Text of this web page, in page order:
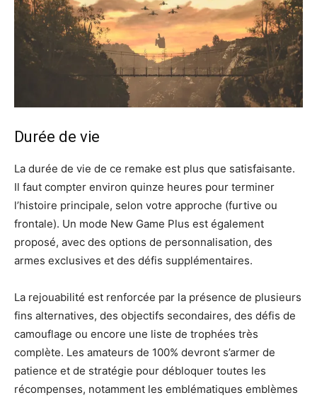
Durée de vie
La durée de vie de ce remake est plus que satisfaisante.
Il faut compter environ quinze heures pour terminer
l’histoire principale, selon votre approche (furtive ou
frontale). Un mode New Game Plus est également
proposé, avec des options de personnalisation, des
armes exclusives et des défis supplémentaires.
La rejouabilité est renforcée par la présence de plusieurs
fins alternatives, des objectifs secondaires, des défis de
camouflage ou encore une liste de trophées très
complète. Les amateurs de 100% devront s’armer de
patience et de stratégie pour débloquer toutes les
récompenses, notamment les emblématiques emblèmes